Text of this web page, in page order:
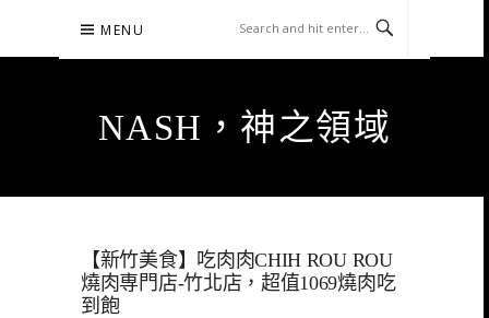
content
MENU
NASH，神之領域
【新竹美食】吃肉肉CHIH ROU ROU
燒肉専門店-竹北店，超值1069燒肉吃
到飽